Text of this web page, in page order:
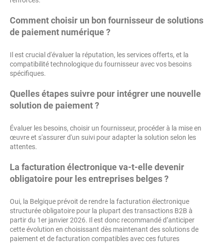
Comment choisir un bon fournisseur de solutions
de paiement numérique ?
Il est crucial d'évaluer la réputation, les services offerts, et la
compatibilité technologique du fournisseur avec vos besoins
spécifiques.
Quelles étapes suivre pour intégrer une nouvelle
solution de paiement ?
Évaluer les besoins, choisir un fournisseur, procéder à la mise en
œuvre et s'assurer d'un suivi pour adapter la solution selon les
attentes.
La facturation électronique va-t-elle devenir
obligatoire pour les entreprises belges ?
Oui, la Belgique prévoit de rendre la facturation électronique
structurée obligatoire pour la plupart des transactions B2B à
partir du 1er janvier 2026. Il est donc recommandé d’anticiper
cette évolution en choisissant dès maintenant des solutions de
paiement et de facturation compatibles avec ces futures